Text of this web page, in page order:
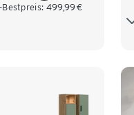
Bestpreis: 499,99€